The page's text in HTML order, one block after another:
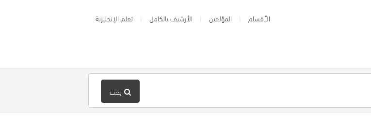
الأقسام المؤلفين الأرشيف بالكامل تعلم الإنجليزية
بحث